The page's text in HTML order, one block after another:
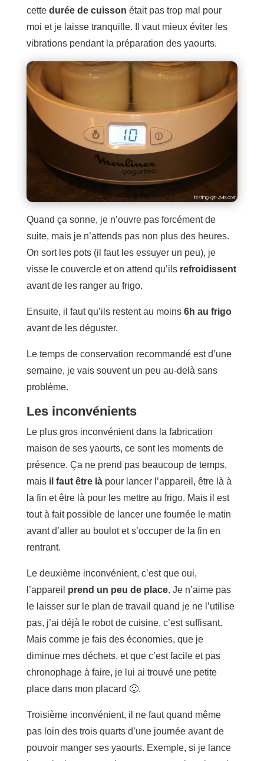
cette durée de cuisson était pas trop mal pour
moi et je laisse tranquille. Il vaut mieux éviter les
vibrations pendant la préparation des yaourts.
Quand ça sonne, je n’ouvre pas forcément de
suite, mais je n’attends pas non plus des heures.
On sort les pots (il faut les essuyer un peu), je
visse le couvercle et on attend qu’ils refroidissent
avant de les ranger au frigo.
Ensuite, il faut qu’ils restent au moins 6h au frigo
avant de les déguster.
Le temps de conservation recommandé est d’une
semaine, je vais souvent un peu au-delà sans
problème.
Les inconvénients
Le plus gros inconvénient dans la fabrication
maison de ses yaourts, ce sont les moments de
présence. Ça ne prend pas beaucoup de temps,
mais il faut être làpour lancer l’appareil, être là à
la fin et être là pour les mettre au frigo. Mais il est
tout à fait possible de lancer une fournée le matin
avant d’aller au boulot et s’occuper de la fin en
rentrant.
Le deuxième inconvénient, c’est que oui,
l’appareil prend un peu de place. Je n’aime pas
le laisser sur le plan de travail quand je ne l’utilise
pas, j’ai déjà le robot de cuisine, c’est suffisant.
Mais comme je fais des économies, que je
diminue mes déchets, et que c’est facile et pas
chronophage à faire, je lui ai trouvé une petite
place dans mon placard 🙂.
Troisième inconvénient, il ne faut quand même
pas loin des trois quarts d’une journée avant de
pouvoir manger ses yaourts. Exemple, si je lance